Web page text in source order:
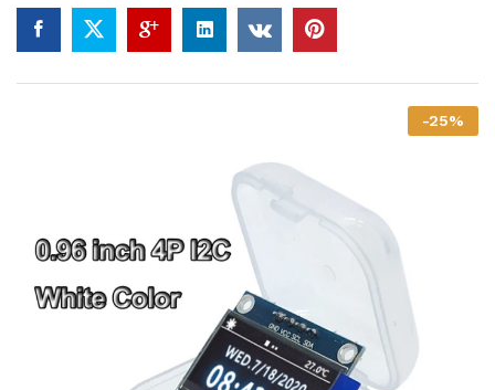
-25%